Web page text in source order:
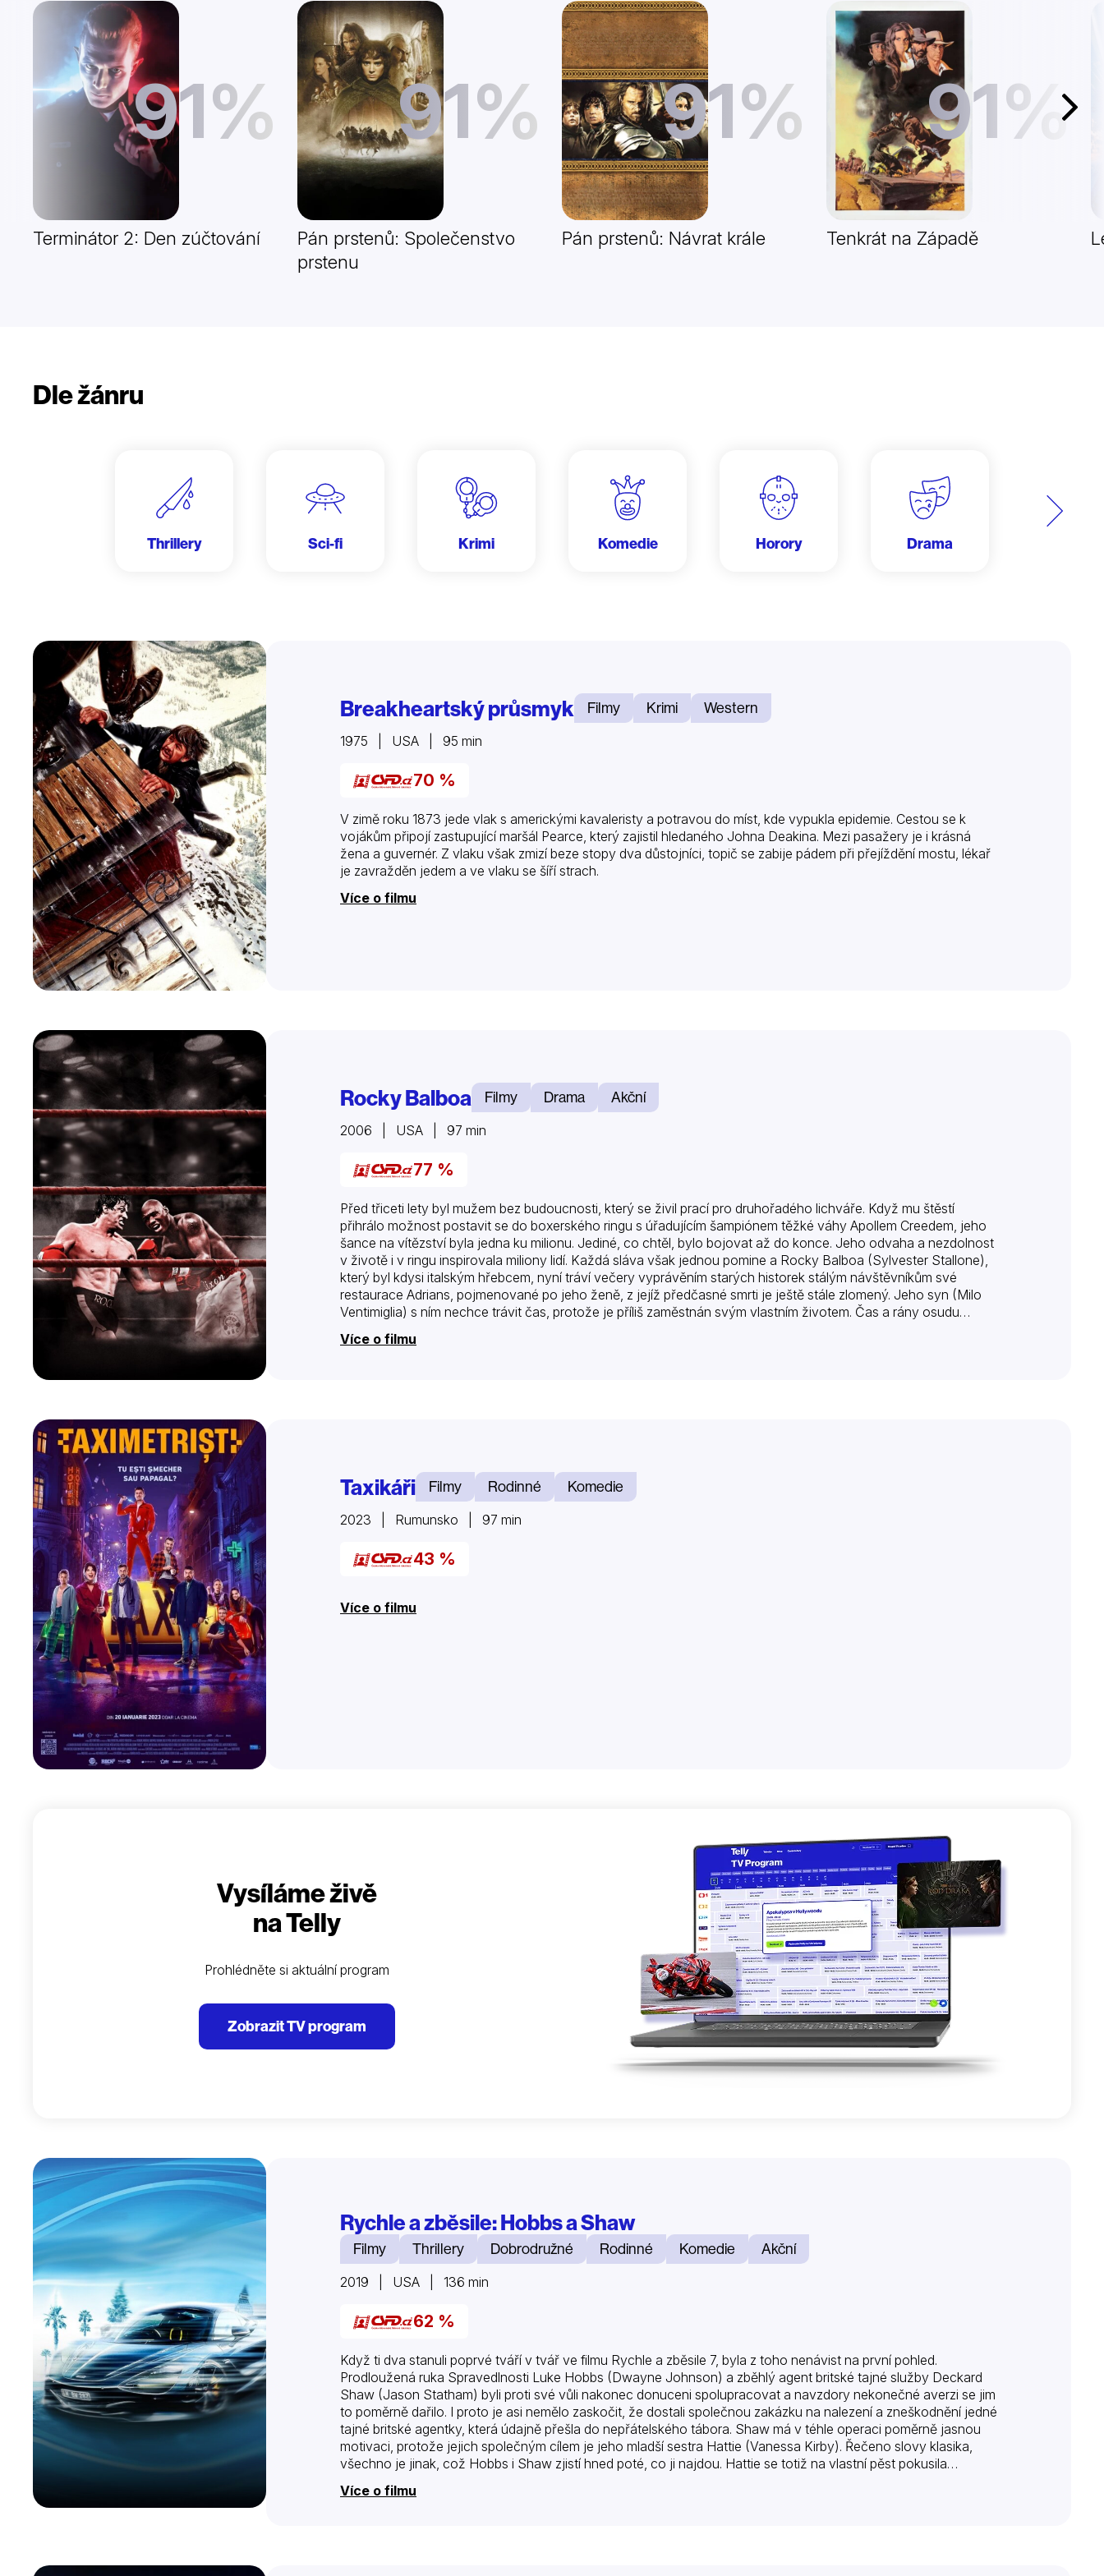
Další
91%
Terminátor 2: Den zúčtování
91%
Pán prstenů: Společenstvo
prstenu
91%
Pán prstenů: Návrat krále
91%
Tenkrát na Západě
Dle žánru
Další
Thrillery
Sci-fi Krimi Komedie Horory Drama
Breakheartský průsmyk Filmy Krimi Western
1975 | USA | 95 min
70 %
V zimě roku 1873 jede vlak s americkými kavaleristy a potravou do míst, kde vypukla epidemie. Cestou se k
vojákům připojí zastupující maršál Pearce, který zajistil hledaného Johna Deakina. Mezi pasažery je i krásná
žena a guvernér. Z vlaku však zmizí beze stopy dva důstojníci, topič se zabije pádem při přejíždění mostu, lékař
je zavražděn jedem a ve vlaku se šíří strach.
Více o filmu
Rocky Balboa Filmy Drama Akční
2006 | USA | 97 min
77 %
Před třiceti lety byl mužem bez budoucnosti, který se živil prací pro druhořadého lichváře. Když mu štěstí
přihrálo možnost postavit se do boxerského ringu s úřadujícím šampiónem těžké váhy Apollem Creedem, jeho
šance na vítězství byla jedna ku milionu. Jediné, co chtěl, bylo bojovat až do konce. Jeho odvaha a nezdolnost
v životě i v ringu inspirovala miliony lidí. Každá sláva však jednou pomine a Rocky Balboa (Sylvester Stallone),
který byl kdysi italským hřebcem, nyní tráví večery vyprávěním starých historek stálým návštěvníkům své
restaurace Adrians, pojmenované po jeho ženě, z jejíž předčasné smrti je ještě stále zlomený. Jeho syn (Milo
Ventimiglia) s ním nechce trávit čas, protože je příliš zaměstnán svým vlastním životem. Čas a rány osudu
Rockyho pokořily, otupily…
Více o filmu
Taxikáři Filmy Rodinné Komedie
2023 | Rumunsko | 97 min
43 %
Více o filmu
Vysíláme živě
na Telly
Prohlédněte si aktuální program
Zobrazit TV program
Rychle a zběsile: Hobbs a Shaw
Filmy Thrillery Dobrodružné Rodinné Komedie Akční
2019 | USA | 136 min
62 %
Když ti dva stanuli poprvé tváří v tvář ve filmu Rychle a zběsile 7, byla z toho nenávist na první pohled.
Prodloužená ruka Spravedlnosti Luke Hobbs (Dwayne Johnson) a zběhlý agent britské tajné služby Deckard
Shaw (Jason Statham) byli proti své vůli nakonec donuceni spolupracovat a navzdory nekonečné averzi se jim
to poměrně dařilo. I proto je asi nemělo zaskočit, že dostali společnou zakázku na nalezení a zneškodnění jedné
tajné britské agentky, která údajně přešla do nepřátelského tábora. Shaw má v téhle operaci poměrně jasnou
motivaci, protože jejich společným cílem je jeho mladší sestra Hattie (Vanessa Kirby). Řečeno slovy klasika,
všechno je jinak, což Hobbs i Shaw zjistí hned poté, co ji najdou. Hattie se totiž na vlastní pěst pokusila…
Více o filmu